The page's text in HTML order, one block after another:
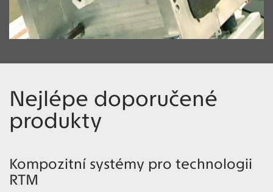
Nejlépe doporučené
produkty
Kompozitní systémy pro technologii
RTM